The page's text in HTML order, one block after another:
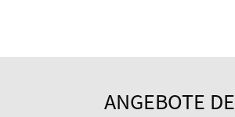
ANGEBOTE